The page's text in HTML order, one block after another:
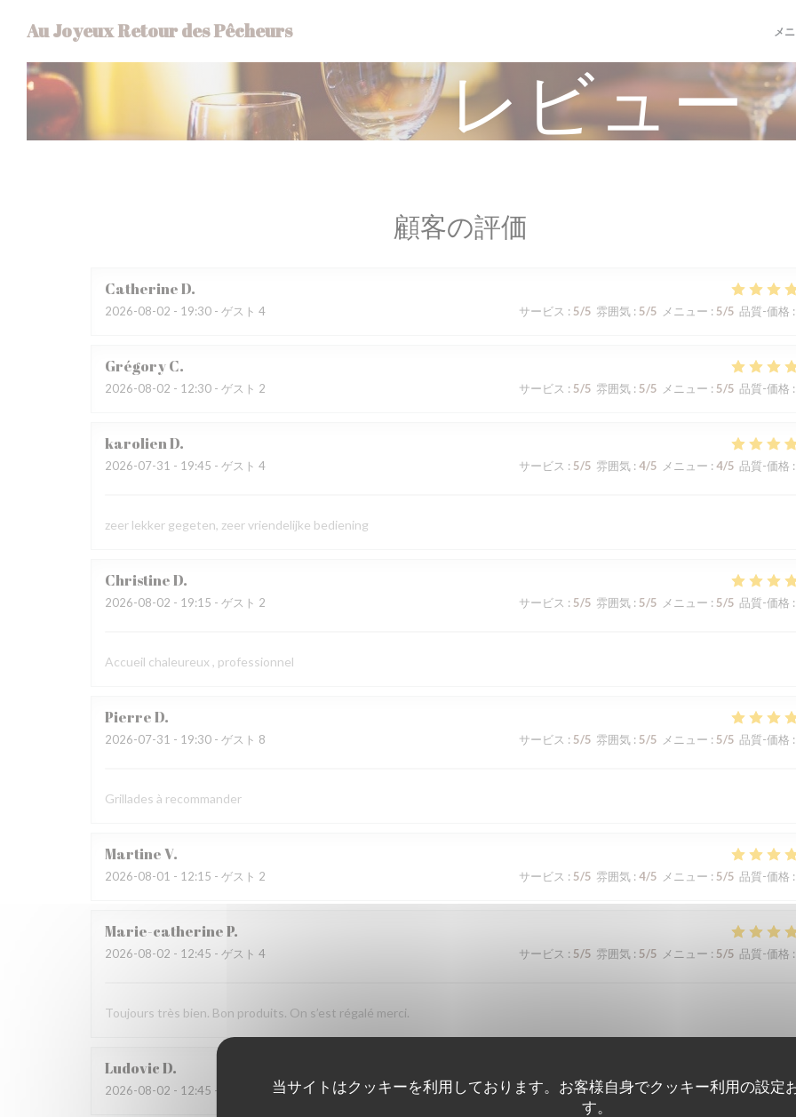
当サイトはクッキーを利用しております。お客様自身でクッキー利用の設定
す。
Au Joyeux Retour des Pêcheurs メ
レビュー
顧客の評価
CatherineD
2026-08-02 - 19:30 - ゲスト 4 サービス : 5/5 雰囲気: 5/5 メニュー : 5/5 品質-価格 :
GrégoryC
2026-08-02 - 12:30 - ゲスト 2 サービス : 5/5 雰囲気: 5/5 メニュー : 5/5 品質-価格 :
karolienD
2026-07-31 - 19:45 - ゲスト 4 サービス : 5/5 雰囲気: 4/5 メニュー : 4/5 品質-価格 :
zeer lekker gegeten, zeer vriendelijke bediening
ChristineD
2026-08-02 - 19:15 - ゲスト 2 サービス : 5/5 雰囲気: 5/5 メニュー : 5/5 品質-価格 :
Accueil chaleureux , professionnel
PierreD
2026-07-31 - 19:30 - ゲスト 8 サービス : 5/5 雰囲気: 5/5 メニュー : 5/5 品質-価格 :
Grillades à recommander
MartineV
2026-08-01 - 12:15 - ゲスト 2 サービス : 5/5 雰囲気: 4/5 メニュー : 5/5 品質-価格 :
Marie-catherineP
2026-08-02 - 12:45 - ゲスト 4 サービス : 5/5 雰囲気: 5/5 メニュー : 5/5 品質-価格 :
Toujours très bien. Bon produits. On s’est régalé merci.
LudovicD
2026-08-02 - 12:45 - ゲスト 4 サービス:5/5 雰囲気: 5/5 メニュー:5/5 品質-価格: